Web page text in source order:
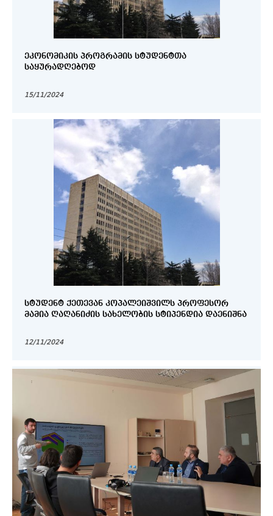
ᲔᲙᲝᲜᲝᲛᲘᲙᲘᲡ ᲞᲠᲝᲒᲠᲐᲛᲘᲡ ᲡᲢᲣᲓᲔᲜᲢᲗᲐ
ᲡᲐᲧᲣᲠᲐᲓᲦᲔᲑᲝᲓ
15/11/2024
ᲡᲢᲣᲓᲔᲜᲢ ᲥᲔᲗᲔᲕᲐᲜ ᲙᲝᲞᲐᲚᲔᲘᲨᲕᲘᲚᲡ ᲞᲠᲝᲤᲔᲡᲝᲠ
ᲛᲐᲛᲘᲐ ᲦᲐᲦᲐᲜᲘᲫᲘᲡ ᲡᲐᲮᲔᲚᲝᲑᲘᲡ ᲡᲢᲘᲞᲔᲜᲓᲘᲐ ᲓᲐᲔᲜᲘᲨᲜᲐ
12/11/2024